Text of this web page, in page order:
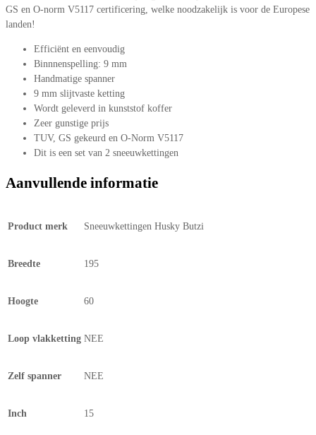
GS en O-norm V5117 certificering, welke noodzakelijk is voor de Europese
landen!
Efficiënt en eenvoudig
Binnnenspelling: 9 mm
Handmatige spanner
9 mm slijtvaste ketting
Wordt geleverd in kunststof koffer
Zeer gunstige prijs
TUV, GS gekeurd en O-Norm V5117
Dit is een set van 2 sneeuwkettingen
Aanvullende informatie
Product merk Sneeuwkettingen Husky Butzi
Breedte 195
Hoogte 60
Loop vlakketting NEE
Zelf spanner NEE
Inch 15